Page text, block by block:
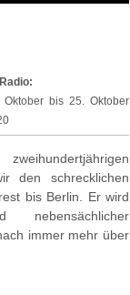
Oktober bis 25. Oktober
den schrecklichen
bis Berlin. Er wird
immer mehr über